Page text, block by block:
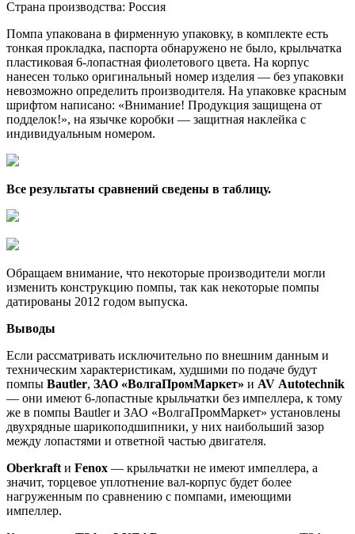
Страна производства: Россия
Помпа упакована в фирменную упаковку, в комплекте есть
тонкая прокладка, паспорта обнаружено не было, крыльчатка
пластиковая 6-лопастная фиолетового цвета. На корпус
нанесен только оригинальный номер изделия — без упаковки
невозможно определить производителя. На упаковке красным
шрифтом написано: «Внимание! Продукция защищена от
подделок!», на язычке коробки — защитная наклейка с
индивидуальным номером.
Все результаты сравнений сведены в таблицу.
Обращаем внимание, что некоторые производители могли
изменить конструкцию помпы, так как некоторые помпы
датированы 2012 годом выпуска.
Выводы
Если рассматривать исключительно по внешним данным и
техническим характеристикам, худшими по подаче будут
помпы Bautler, ЗАО «ВолгаПромМаркет» и AV Autotechnik
— они имеют 6-лопастные крыльчатки без импеллера, к тому
же в помпы Bautler и ЗАО «ВолгаПромМаркет» установлены
двухрядные шарикоподшипники, у них наибольший зазор
между лопастями и ответной частью двигателя.
Oberkraft и Fenox — крыльчатки не имеют импеллера, а
значит, торцевое уплотнение вал-корпус будет более
нагруженным по сравнению с помпами, имеющими
импеллер.